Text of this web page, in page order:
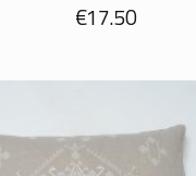
€17.50